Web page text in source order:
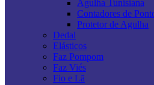
Agulha Tunisiana
Contadores de
Protetor de Agulha
Dedal
Elásticos
Faz Pompom
Faz Viés
Fio e Lã